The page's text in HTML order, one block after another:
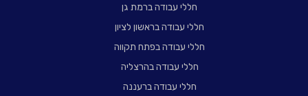
חללי עבודה ברמת גן
חללי עבודה בראשון לציון
חללי עבודה בפתח תקווה
חללי עבודה בהרצליה
חללי עבודה ברעננה